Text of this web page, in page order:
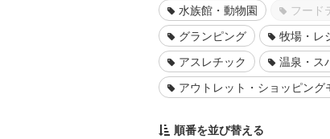
水族館・動物園
フード
グランピング
牧場・レ
アスレチック
温泉・ス
アウトレット・ショッピング
順番を並び替える